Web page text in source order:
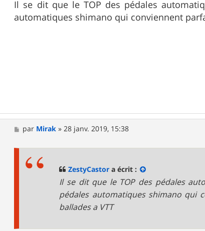
s
s
a
Il se dit que le TOP des pédales
automatiques shimano qui conviennent
M
e
par Mirak »28 janv. 2019, 15:38
ZestyCastor a écrit :
Il se dit que le TOP des pédales
pédales automatiques shimano qui
ballades a VTT